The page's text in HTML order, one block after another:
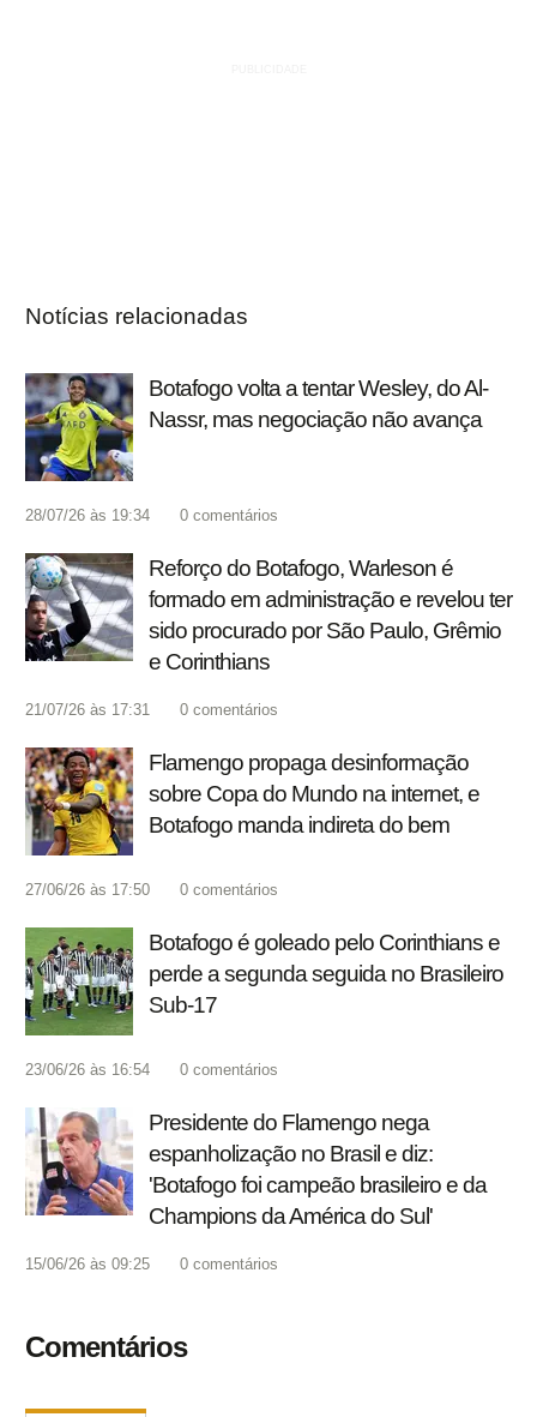
Notícias relacionadas
Botafogo volta a tentar Wesley, do Al-
Nassr, mas negociação não avança
28/07/26 às 19:34 0 comentários
Reforço do Botafogo, Warleson é
formado em administração e revelou ter
sido procurado por São Paulo, Grêmio
e Corinthians
21/07/26 às 17:31 0 comentários
Flamengo propaga desinformação
sobre Copa do Mundo na internet, e
Botafogo manda indireta do bem
27/06/26 às 17:50 0 comentários
Botafogo é goleado pelo Corinthians e
perde a segunda seguida no Brasileiro
Sub-17
23/06/26 às 16:54 0 comentários
Presidente do Flamengo nega
espanholização no Brasil e diz:
'Botafogo foi campeão brasileiro e da
Champions da América do Sul'
15/06/26 às 09:25 0 comentários
Comentários